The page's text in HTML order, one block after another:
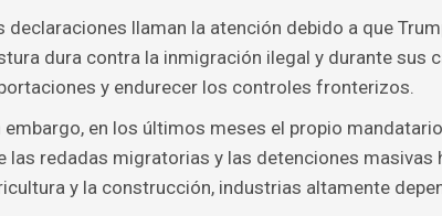
declaraciones llaman la atención debido a que
dura contra la inmigración ilegal y durante sus
y endurecer los controles fronterizos.
embargo, en los últimos meses el propio
las redadas migratorias y las detenciones
y la construcción, industrias altamente